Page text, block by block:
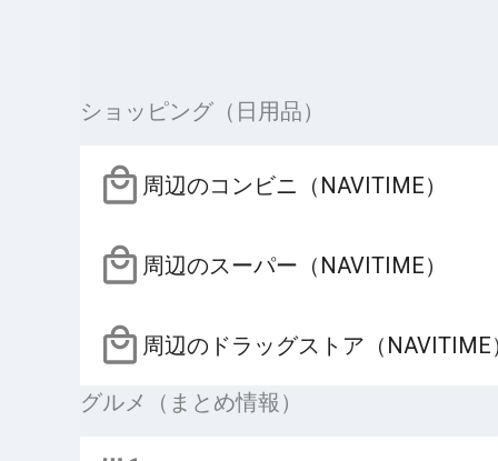
ショッピング（日用品）
周辺のコンビニ（NAVITIME）
周辺のスーパー（NAVITIME）
周辺のドラッグストア（NAVITIME
グルメ（まとめ情報）